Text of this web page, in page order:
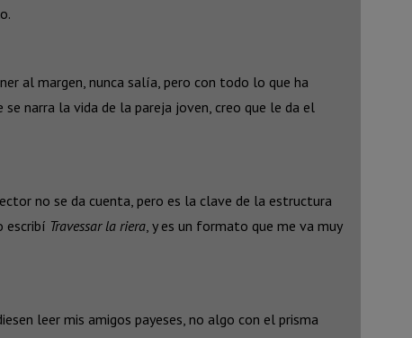
al margen, nunca salía, pero con todo lo que ha
narra la vida de la pareja joven, creo que le da el
no se da cuenta, pero es la clave de la estructura
escribí Travessar la riera , y es un formato que me va muy
leer mis amigos payeses, no algo con el prisma